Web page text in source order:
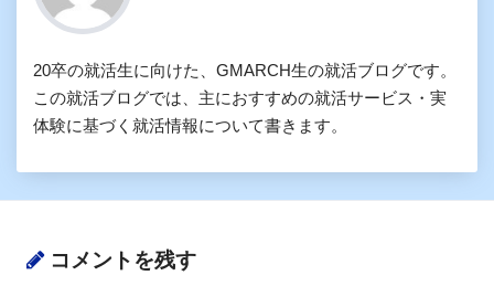
20卒の就活生に向けた、GMARCH生の就活ブログです。
この就活ブログでは、主におすすめの就活サービス・実
体験に基づく就活情報について書きます。
コメントを残す